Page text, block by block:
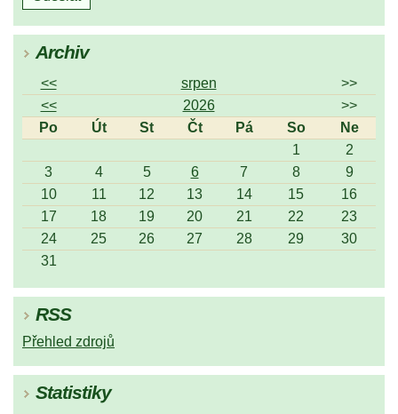
Archiv
<< srpen
>>
<<
2026
>>
Po
Út St Čt Pá So
Ne
1
2
3
4 5 6 7 8
9
10
11 12 13 14 15
16
17
18 19 20 21 22
23
24
25 26 27 28 29
30
31
RSS
Přehled zdrojů
Statistiky